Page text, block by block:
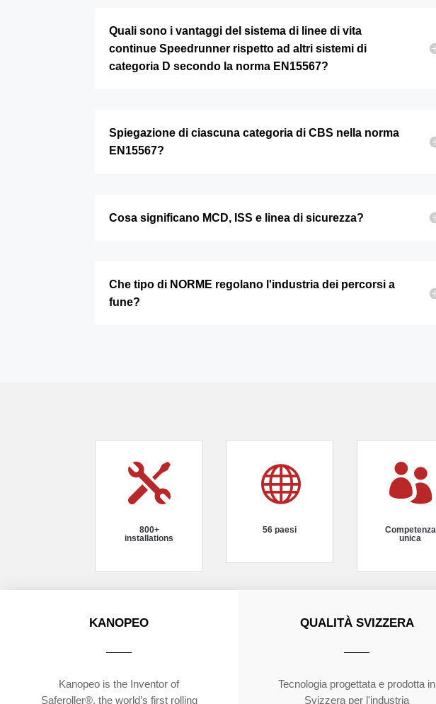
Quali sono i vantaggi del sistema di linee di vita
continue Speedrunner rispetto ad altri sistemi di
categoria D secondo la norma EN15567?
Spiegazione di ciascuna categoria di CBS nella norma
EN15567?
Cosa significano MCD, ISS e linea di sicurezza?
Che tipo di NORME regolano l'industria dei percorsi a
fune?

800+
installations

56 paesi

Competenza
unica
KANOPEO
Kanopeo is the Inventor of
Saferoller®, the world’s first rolling
QUALITÀ SVIZZERA
Tecnologia progettata e prodotta in
Svizzera per l'industria